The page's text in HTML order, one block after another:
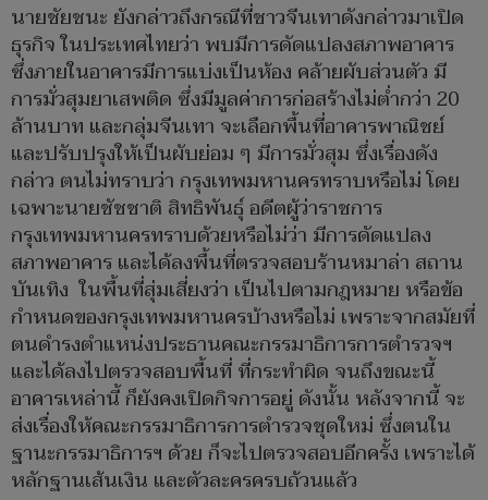
นายชัยชนะ ยังกล่าวถึงกรณีที่ชาวจีนเทาดังกล่าวมาเปิด
ธุรกิจ ในประเทศไทยว่า พบมีการดัดแปลงสภาพอาคาร
ซึ่งภายในอาคารมีการแบ่งเป็นห้อง คล้ายผับส่วนตัว มี
การมั่วสุมยาเสพติด ซึ่งมีมูลค่าการก่อสร้างไม่ต่ำกว่า 20
ล้านบาท และกลุ่มจีนเทา จะเลือกพื้นที่อาคารพาณิชย์
และปรับปรุงให้เป็นผับย่อม ๆ มีการมั่วสุม ซึ่งเรื่องดัง
กล่าว ตนไม่ทราบว่า กรุงเทพมหานครทราบหรือไม่ โดย
เฉพาะนายชัชชาติ สิทธิพันธุ์ อดีตผู้ว่าราชการ
กรุงเทพมหานครทราบด้วยหรือไม่ว่า มีการดัดแปลง
สภาพอาคาร และได้ลงพื้นที่ตรวจสอบร้านหมาล่า สถาน
บันเทิง ในพื้นที่สุ่มเสี่ยงว่า เป็นไปตามกฎหมาย หรือข้อ
กำหนดของกรุงเทพมหานครบ้างหรือไม่ เพราะจากสมัยที่
ตนดำรงตำแหน่งประธานคณะกรรมาธิการการตำรวจฯ
และได้ลงไปตรวจสอบพื้นที่ ที่กระทำผิด จนถึงขณะนี้
อาคารเหล่านี้ ก็ยังคงเปิดกิจการอยู่ ดังนั้น หลังจากนี้ จะ
ส่งเรื่องให้คณะกรรมาธิการการตำรวจชุดใหม่ ซึ่งตนใน
ฐานะกรรมาธิการฯ ด้วย ก็จะไปตรวจสอบอีกครั้ง เพราะได้
หลักฐานเส้นเงิน และตัวละครครบถ้วนแล้ว